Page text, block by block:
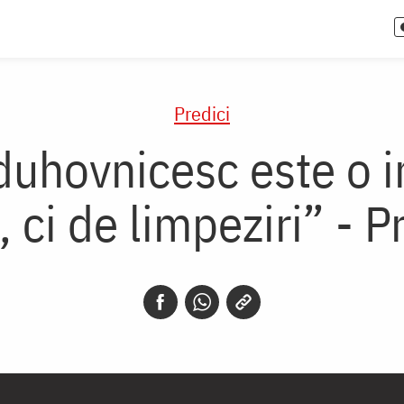
Predici
este o
de limpeziri” -